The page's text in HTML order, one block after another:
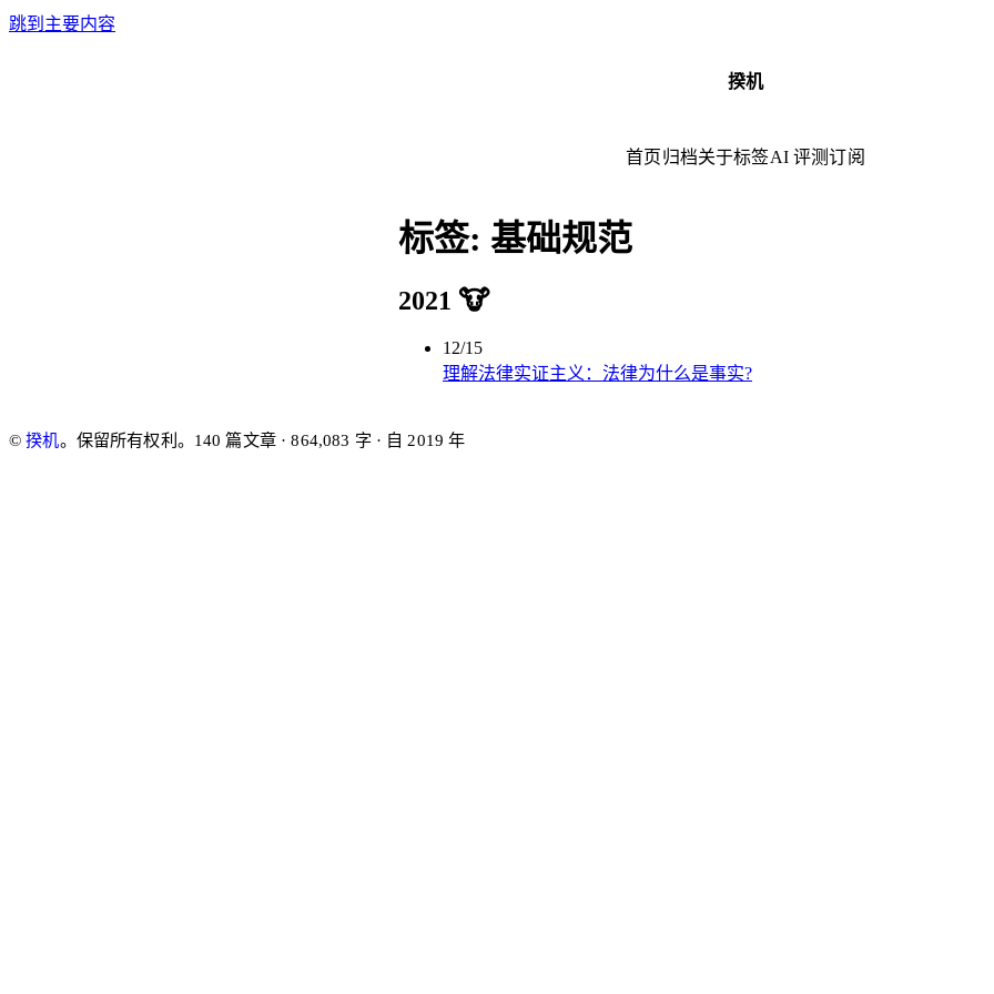
跳到主要内容
揆机
首页归档关于标签AI 评测订阅
标签: 基础规范
2021 🐮
12/15
理解法律实证主义：法律为什么是事实?
©揆机。保留所有权利。 140 篇文章 · 864,083 字 · 自 2019 年